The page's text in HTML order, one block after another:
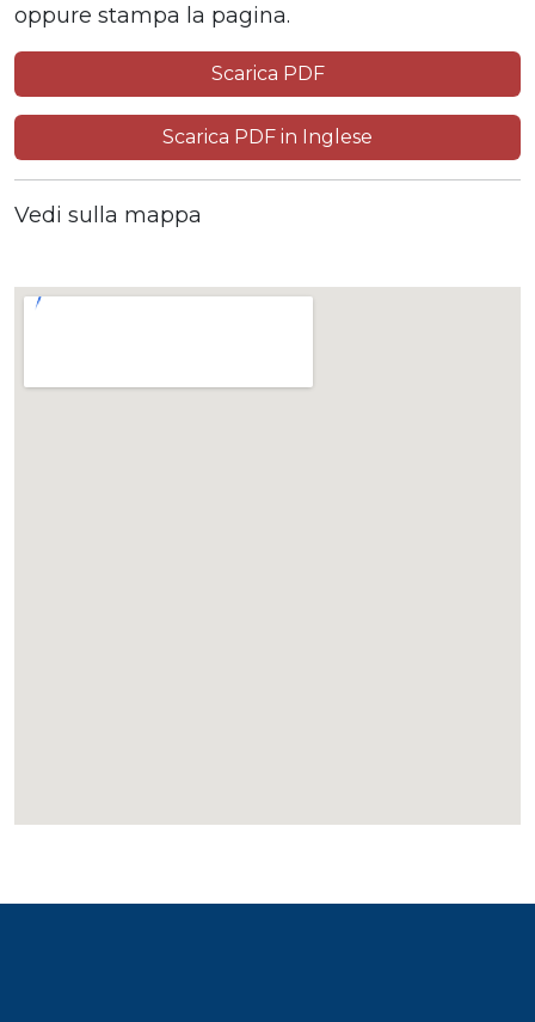
oppure stampa la pagina.
Scarica PDF
Scarica PDF in Inglese
Vedi sulla mappa